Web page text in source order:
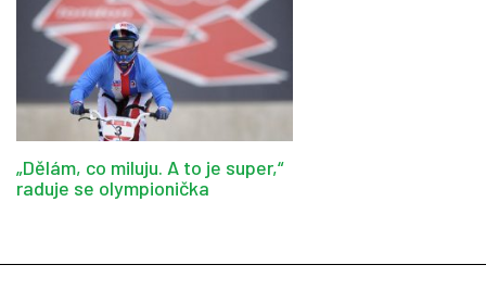
„Dělám, co miluju. A to je super,“
raduje se olympionička